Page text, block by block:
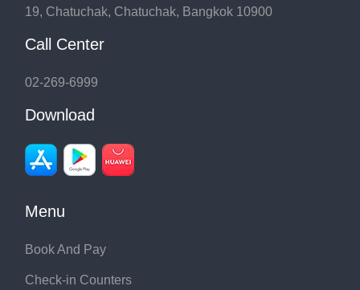
19, Chatuchak, Chatuchak, Bangkok 10900
Call Center
02-269-6999
Download
Menu
Book And Pay
Check-in Counters